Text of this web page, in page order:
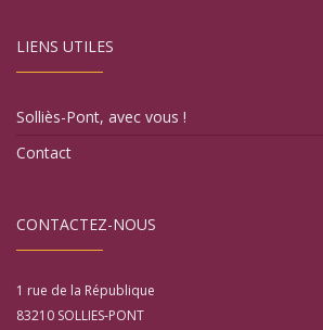
LIENS UTILES
Solliès-Pont, avec vous !
Contact
CONTACTEZ-NOUS
1 rue de la République
83210 SOLLIES-PONT